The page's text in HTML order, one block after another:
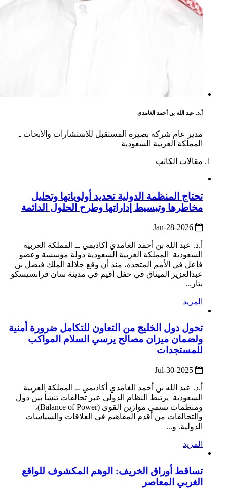
أ.د. عبد الله بن أحمد الغامدي
مدير عام شركة بصيرة المستقبل للاستشارات والأبحاث ـ
المملكة العربية السعودية
مقالات الكاتب
تحتاج المنظمة الدولية تحديد أولوياتها وتحليل
مخاطرها وتبسيط إداراتها وطرح الحلول الدائمة
أ.د. عبد الله بن أحمد الغامدي أكاديمي ــ المملكة العربية
السعودية المملكة العربية السعودية دولة مؤسسة وعضو
فاعل في الأمم المتحدة، منذ أن وقع جلالة الملك فيصل بن
عبدالعزيز الميثاق في حفل أقيم في مدينة سان فرانسيسكو
بتار...
المزيد
تحول دول الخليج من التعاون للتكامل ضرورة أمنية
ولضمان ميزان مصالح يرسي السلام المواكب
للمستجدات
أ.د. عبد الله بن أحمد الغامدي أكاديمي ــ المملكة العربية
السعودية يرتبط النظام الدولي عبر تحالفات تنشأ بين دول
ومنظمات تسمى موازين القوى (Balance of Power)،
والتحالفات من أقدم المفاهيم في العلاقات والسياسات
الدولية. و...
المزيد
تساقط أوراق الخريف: الوهم المكشوف للواقع
الغربي المعاصر